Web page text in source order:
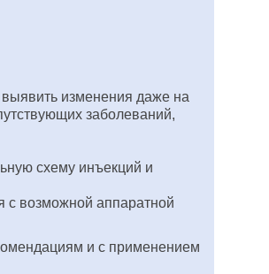
изменения даже на
заболеваний,
схему инъекций и
с возможной аппаратной
и с применением